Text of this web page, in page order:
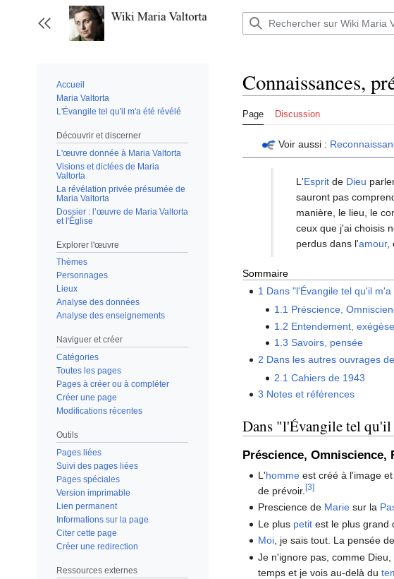
contenu
Afficher / masquer la barre latérale
Accueil
Maria Valtorta
L'Évangile tel qu'il m'a été révélé
Découvrir et discerner
L'œuvre donnée à Maria Valtorta
Visions et dictées de Maria
Valtorta
La révélation privée présumée de
Maria Valtorta
Dossier : l’œuvre de Maria Valtorta
et l'Église
Explorer l'œuvre
Thèmes
Personnages
Lieux
Analyse des données
Analyse des enseignements
Naviguer et créer
Catégories
Toutes les pages
Pages à créer ou à compléter
Créer une page
Modifications récentes
Outils
Pages liées
Suivi des pages liées
Pages spéciales
Version imprimable
Lien permanent
Informations sur la page
Citer cette page
Créer une redirection
Ressources externes
Connaissances,
Page Discussion
Voir aussi :
L'Esprit de Dieu
sauront pas
manière, le lieu, le
ceux que j'ai choisis
perdus dans l'amour,
Sommaire
1 Dans "l'Évangile tel qu'il
1.1 Préscience,
1.2 Entendement,
1.3 Savoirs, pensée
2 Dans les autres ouvrages
2.1 Cahiers de 1943
3 Notes et références
Dans "l'Évangile tel qu'il
Préscience, Omniscience,
L'homme est créé à l'image
de prévoir.[3]
Prescience de Marie sur la
Le plus petit est le plus grand
Moi , je sais tout. La pensée
Je n'ignore pas, comme
temps et je vois au-delà du